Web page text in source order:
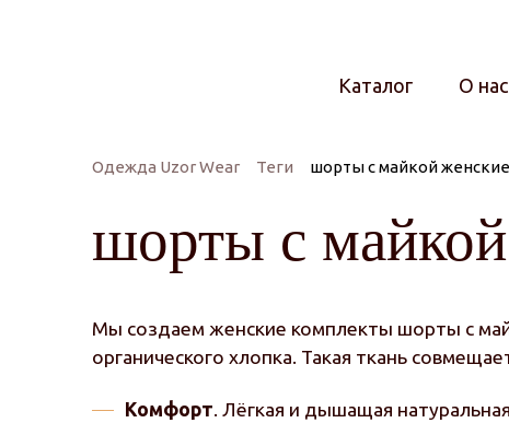
Каталог О нас
Одежда Uzor Wear Теги шорты с майкой
шорты с
Мы создаем женские комплекты шорты с
органического хлопка. Такая ткань
Комфорт. Лёгкая и дышащая